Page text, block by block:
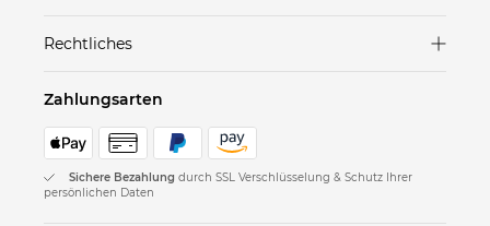
Rücksendungen
FAQ
Geschenkgutscheine
Kontakt
Karriere
Nachhaltigkeit
engelhorn Card
Rechtliches
Datenschutz
Datenschutz Einstellungen
Impressum
Zahlungsarten
Sichere Bezahlung durch SSL Verschlüsselung & Schutz Ihrer
persönlichen Daten